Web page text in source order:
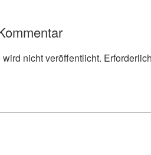
nicht veröffentlicht.